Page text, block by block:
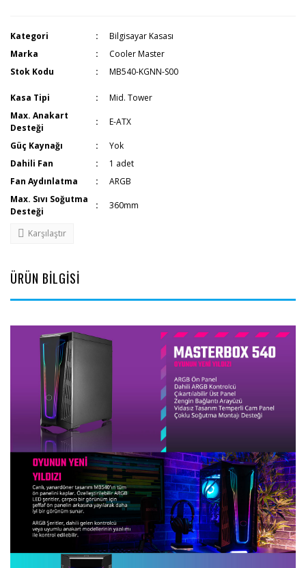
Kategori
Bilgisayar Kasası
Marka
Cooler Master
Stok Kodu
MB540-KGNN-S00
Kasa Tipi
Mid. Tower
Max. Anakart
Desteği
E-ATX
Güç Kaynağı
Yok
Dahili Fan
1 adet
Fan Aydınlatma
ARGB
Max. Sıvı Soğutma
Desteği
360mm
Karşılaştır
ÜRÜN BİLGİSİ